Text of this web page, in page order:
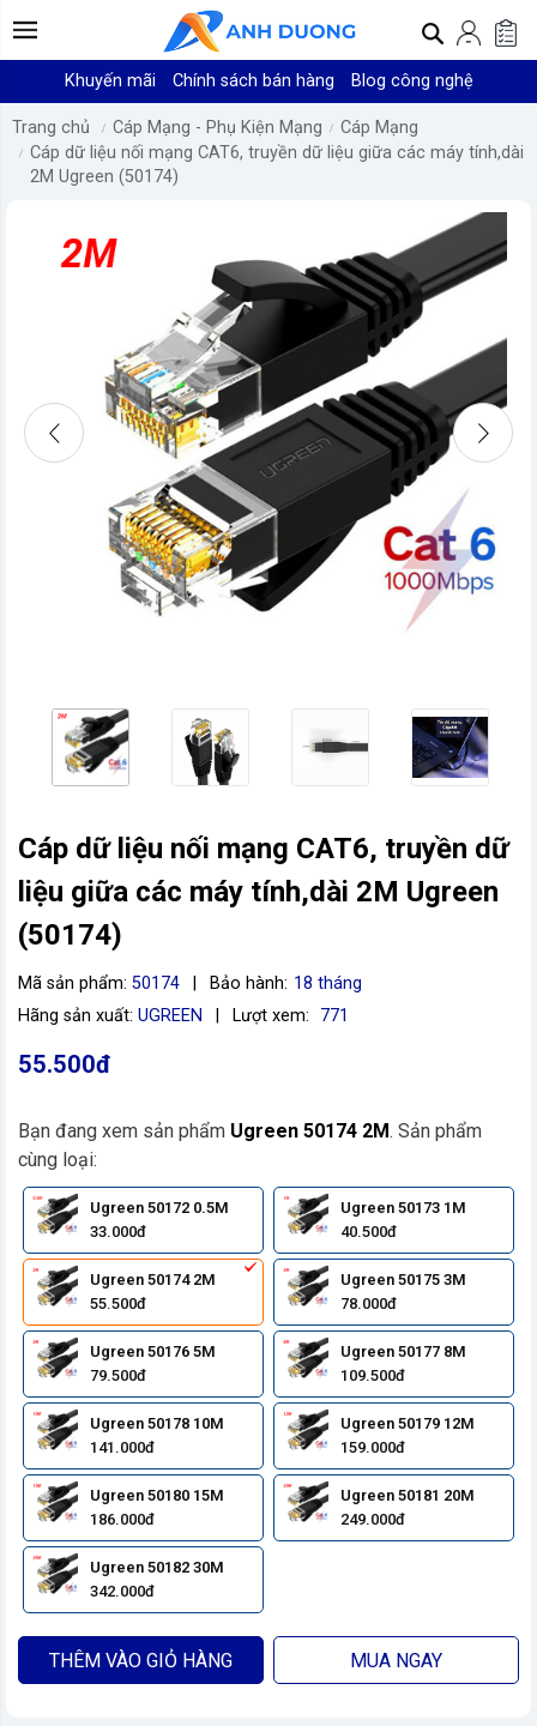
Khuyến mãi Chính sách bán hàng Blog công nghệ
Trang chủ Cáp Mạng - Phụ Kiện Mạng
Cáp Mạng
Cáp dữ liệu nối mạng CAT6, truyền dữ liệu giữa các máy tính,dài
2M Ugreen (50174)
Cáp dữ liệu nối mạng CAT6, truyền dữ
liệu giữa các máy tính,dài 2M Ugreen
(50174)
Mã sản phẩm: 50174 Bảo hành: 18 tháng
Hãng sản xuất: UGREEN Lượt xem: 771
55.500đ
Bạn đang xem sản phẩm Ugreen 50174 2M. Sản phẩm
cùng loại:
Ugreen 50172 0.5M
33.000đ
Ugreen 50173 1M
40.500đ
Ugreen 50174 2M
55.500đ
Ugreen 50175 3M
78.000đ
Ugreen 50176 5M
79.500đ
Ugreen 50177 8M
109.500đ
Ugreen 50178 10M
141.000đ
Ugreen 50179 12M
159.000đ
Ugreen 50180 15M
186.000đ
Ugreen 50181 20M
249.000đ
Ugreen 50182 30M
342.000đ
THÊM VÀO GIỎ HÀNG MUA NGAY